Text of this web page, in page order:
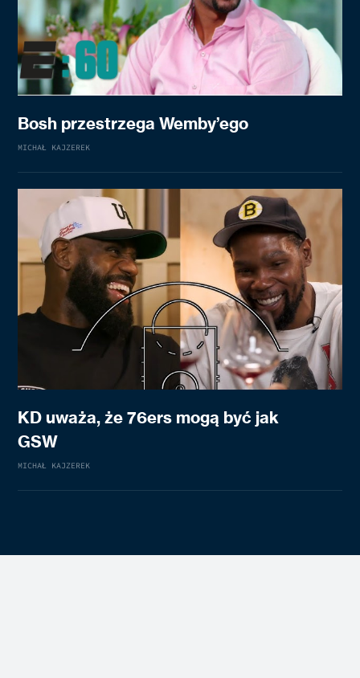
Bosh przestrzega Wemby’ego
MICHAŁ KAJZEREK
KD uważa, że 76ers mogą być jak
GSW
MICHAŁ KAJZEREK